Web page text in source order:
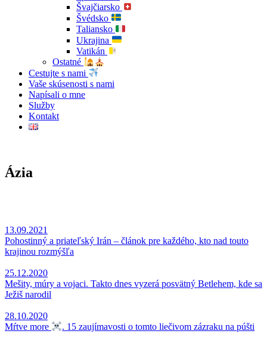
Švajčiarsko
Švédsko
Taliansko
Ukrajina
Vatikán
Ostatné
Cestujte s nami
Vaše skúsenosti s nami
Napísali o mne
Služby
Kontakt
Ázia
13.09.2021
Pohostinný a priateľský Irán – článok pre každého, kto nad touto
krajinou rozmýšľa
25.12.2020
Mešity, múry a vojaci. Takto dnes vyzerá posvätný Betlehem, kde sa
Ježiš narodil
28.10.2020
Mŕtve more
. 15 zaujímavosti o tomto liečivom zázraku na púšti